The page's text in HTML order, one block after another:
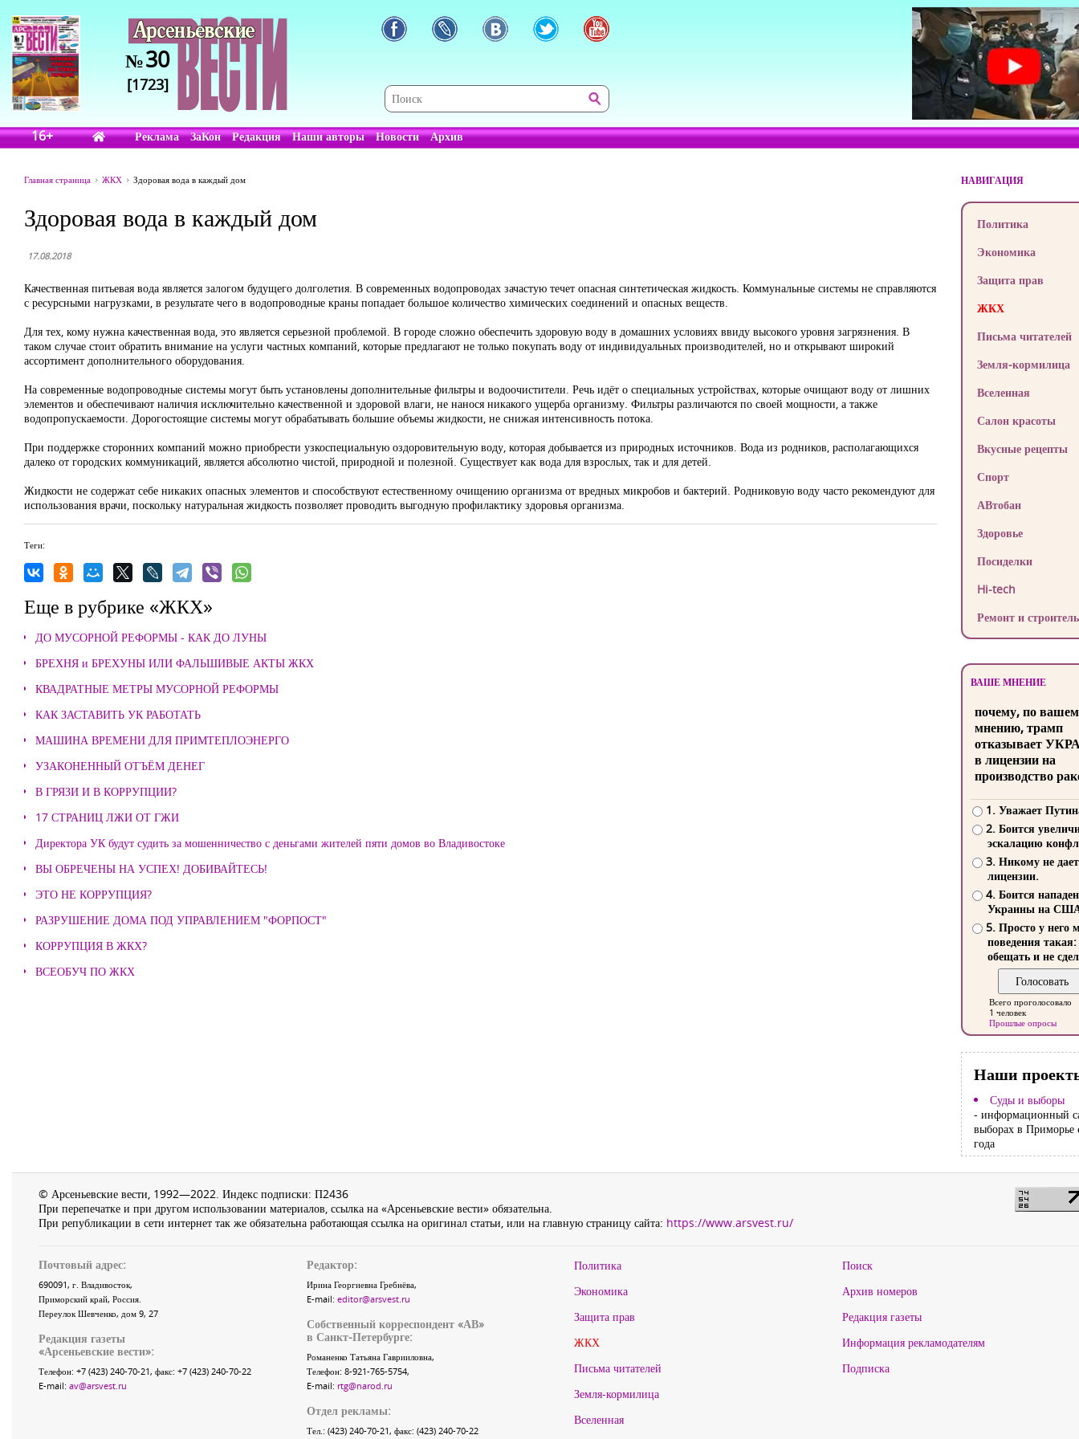
№30
[1723]
16+ Реклама ЗаКон Редакция Наши авторы Новости Архив
Главная страница ЖКХ Здоровая вода в каждый дом
Здоровая вода в каждый дом
17.08.2018
Качественная питьевая вода является залогом будущего долголетия. В современных водопроводах зачастую течет опасная синтетическая жидкость. Коммунальные системы не справляются
с ресурсными нагрузками, в результате чего в водопроводные краны попадает большое количество химических соединений и опасных веществ.
Для тех, кому нужна качественная вода, это является серьезной проблемой. В городе сложно обеспечить здоровую воду в домашних условиях ввиду высокого уровня загрязнения. В
таком случае стоит обратить внимание на услуги частных компаний, которые предлагают не только покупать воду от индивидуальных производителей, но и открывают широкий
ассортимент дополнительного оборудования.
На современные водопроводные системы могут быть установлены дополнительные фильтры и водоочистители. Речь идёт о специальных устройствах, которые очищают воду от лишних
элементов и обеспечивают наличия исключительно качественной и здоровой влаги, не нанося никакого ущерба организму. Фильтры различаются по своей мощности, а также
водопропускаемости. Дорогостоящие системы могут обрабатывать большие объемы жидкости, не снижая интенсивность потока.
При поддержке сторонних компаний можно приобрести узкоспециальную оздоровительную воду, которая добывается из природных источников. Вода из родников, располагающихся
далеко от городских коммуникаций, является абсолютно чистой, природной и полезной. Существует как вода для взрослых, так и для детей.
Жидкости не содержат себе никаких опасных элементов и способствуют естественному очищению организма от вредных микробов и бактерий. Родниковую воду часто рекомендуют для
использования врачи, поскольку натуральная жидкость позволяет проводить выгодную профилактику здоровья организма.
Теги:
Еще в рубрике «ЖКХ»
ДО МУСОРНОЙ РЕФОРМЫ - КАК ДО ЛУНЫ
БРЕХНЯ и БРЕХУНЫ ИЛИ ФАЛЬШИВЫЕ АКТЫ ЖКХ
КВАДРАТНЫЕ МЕТРЫ МУСОРНОЙ РЕФОРМЫ
КАК ЗАСТАВИТЬ УК РАБОТАТЬ
МАШИНА ВРЕМЕНИ ДЛЯ ПРИМТЕПЛОЭНЕРГО
УЗАКОНЕННЫЙ ОТЪЁМ ДЕНЕГ
В ГРЯЗИ И В КОРРУПЦИИ?
17 СТРАНИЦ ЛЖИ ОТ ГЖИ
Директора УК будут судить за мошенничество с деньгами жителей пяти домов во Владивостоке
ВЫ ОБРЕЧЕНЫ НА УСПЕХ! ДОБИВАЙТЕСЬ!
ЭТО НЕ КОРРУПЦИЯ?
РАЗРУШЕНИЕ ДОМА ПОД УПРАВЛЕНИЕМ "ФОРПОСТ"
КОРРУПЦИЯ В ЖКХ?
ВСЕОБУЧ ПО ЖКХ
НАВИГАЦИЯ
Политика
Экономика
Защита прав
ЖКХ
Письма читателей
Земля-кормилица
Вселенная
Салон красоты
Вкусные рецепты
Спорт
АВтобан
Здоровье
Посиделки
Hi-tech
Ремонт и
ВАШЕ МНЕНИЕ
почему, по
мнению, трамп
отказывает
в лицензии на
производство
1. Уважает
2. Боится
эскалацию
3. Никому не
лицензии.
4. Боится
Украины на
5. Просто у него
поведения такая:
обещать и не
Всего проголосовало
1 человек
Прошлые опросы
Наши
Суды и выборы
- информационный
выборах в Приморье
года
© Арсеньевские вести, 1992—2022. Индекс подписки: П2436
При перепечатке и при другом использовании материалов, ссылка на «Арсеньевские вести» обязательна.
При републикации в сети интернет так же обязательна работающая ссылка на оригинал статьи, или на главную страницу сайта: https://www.arsvest.ru/
Почтовый адрес:
690091, г. Владивосток,
Приморский край, Россия.
Переулок Шевченко, дом 9, 27
Редакция газеты
«Арсеньевские вести»:
Телефон: +7 (423) 240-70-21, факс: +7 (423) 240-70-22
E-mail: av@arsvest.ru
Редактор:
Ирина Георгиевна Гребнёва,
E-mail: editor@arsvest.ru
Собственный корреспондент «АВ»
в Санкт-Петербурге:
Романенко Татьяна Гаврииловна,
Телефон: 8-921-765-5754,
E-mail: rtg@narod.ru
Отдел рекламы:
Тел.: (423) 240-70-21, факс: (423) 240-70-22
Политика
Экономика
Защита прав
ЖКХ
Письма читателей
Земля-кормилица
Вселенная
Поиск
Архив номеров
Редакция газеты
Информация рекламодателям
Подписка